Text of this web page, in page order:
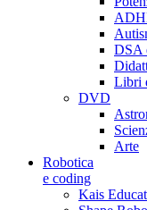
DSA
Libri
DVD
Arte
Robotica
e coding
Kais